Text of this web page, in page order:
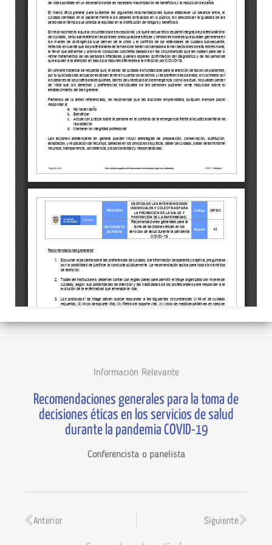
Información Relevante
Recomendaciones generales para la toma de
decisiones éticas en los servicios de salud
durante la pandemia COVID-19
Conferencista o panelista
Anterior Siguiente